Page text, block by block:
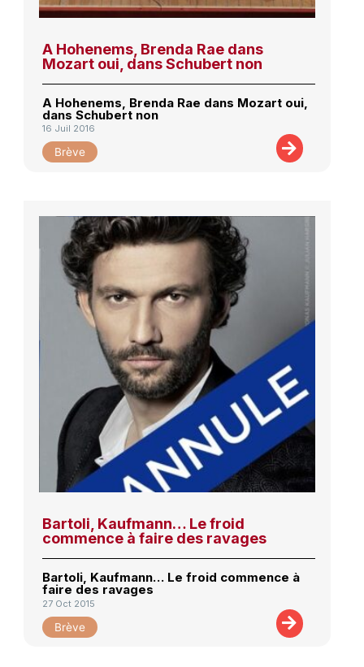
A Hohenems, Brenda Rae dans
Mozart oui, dans Schubert non
A Hohenems, Brenda Rae dans Mozart oui,
dans Schubert non
16 Juil 2016
Brève
Bartoli, Kaufmann… Le froid
commence à faire des ravages
Bartoli, Kaufmann… Le froid commence à
faire des ravages
27 Oct 2015
Brève